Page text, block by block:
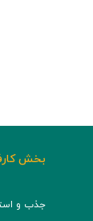
بخش
جذب و